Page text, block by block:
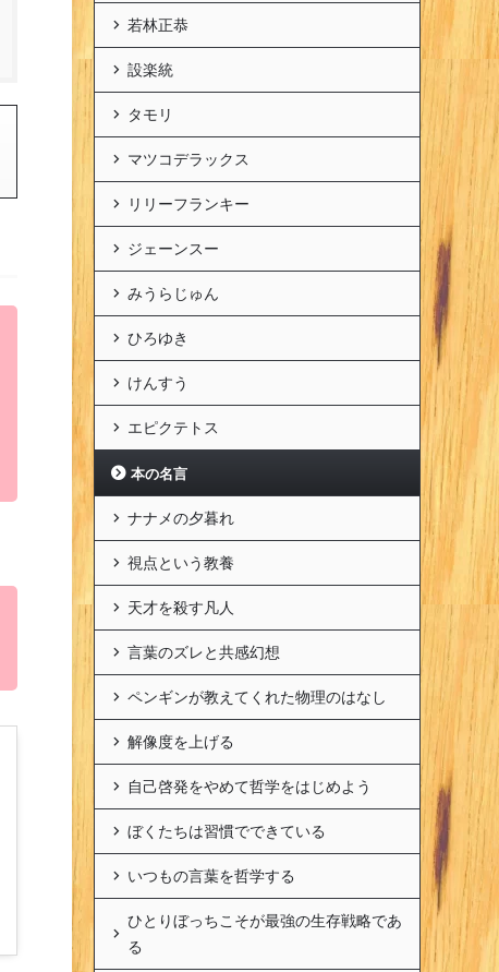
若林正恭
設楽統
タモリ
マツコデラックス
リリーフランキー
ジェーンスー
みうらじゅん
ひろゆき
けんすう
エピクテトス
本の名言
ナナメの夕暮れ
視点という教養
天才を殺す凡人
言葉のズレと共感幻想
ペンギンが教えてくれた物理のはなし
解像度を上げる
自己啓発をやめて哲学をはじめよう
ぼくたちは習慣でできている
いつもの言葉を哲学する
ひとりぼっちこそが最強の生存戦略であ
る